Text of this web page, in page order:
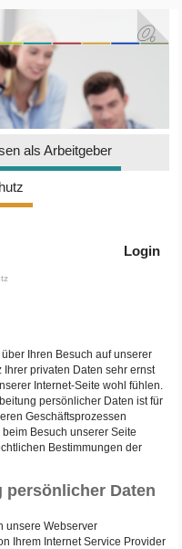
als Arbeitgeber
Login
Ihren Besuch auf unserer
privaten Daten sehr ernst
Internet-Seite wohl fühlen.
persönlicher Daten ist für
Geschäftsprozessen
Besuch unserer Seite
Bestimmungen der
persönlicher Daten
unsere Webserver
Ihrem Internet Service Provider